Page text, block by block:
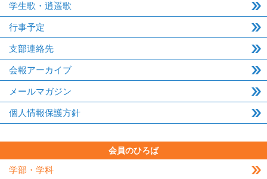
学生歌・逍遥歌
行事予定
支部連絡先
会報アーカイブ
メールマガジン
個人情報保護方針
会員のひろば
学部・学科